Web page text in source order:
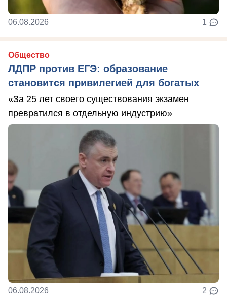
06.08.2026 1
Общество
ЛДПР против ЕГЭ: образование
становится привилегией для богатых
«За 25 лет своего существования экзамен
превратился в отдельную индустрию»
06.08.2026 2